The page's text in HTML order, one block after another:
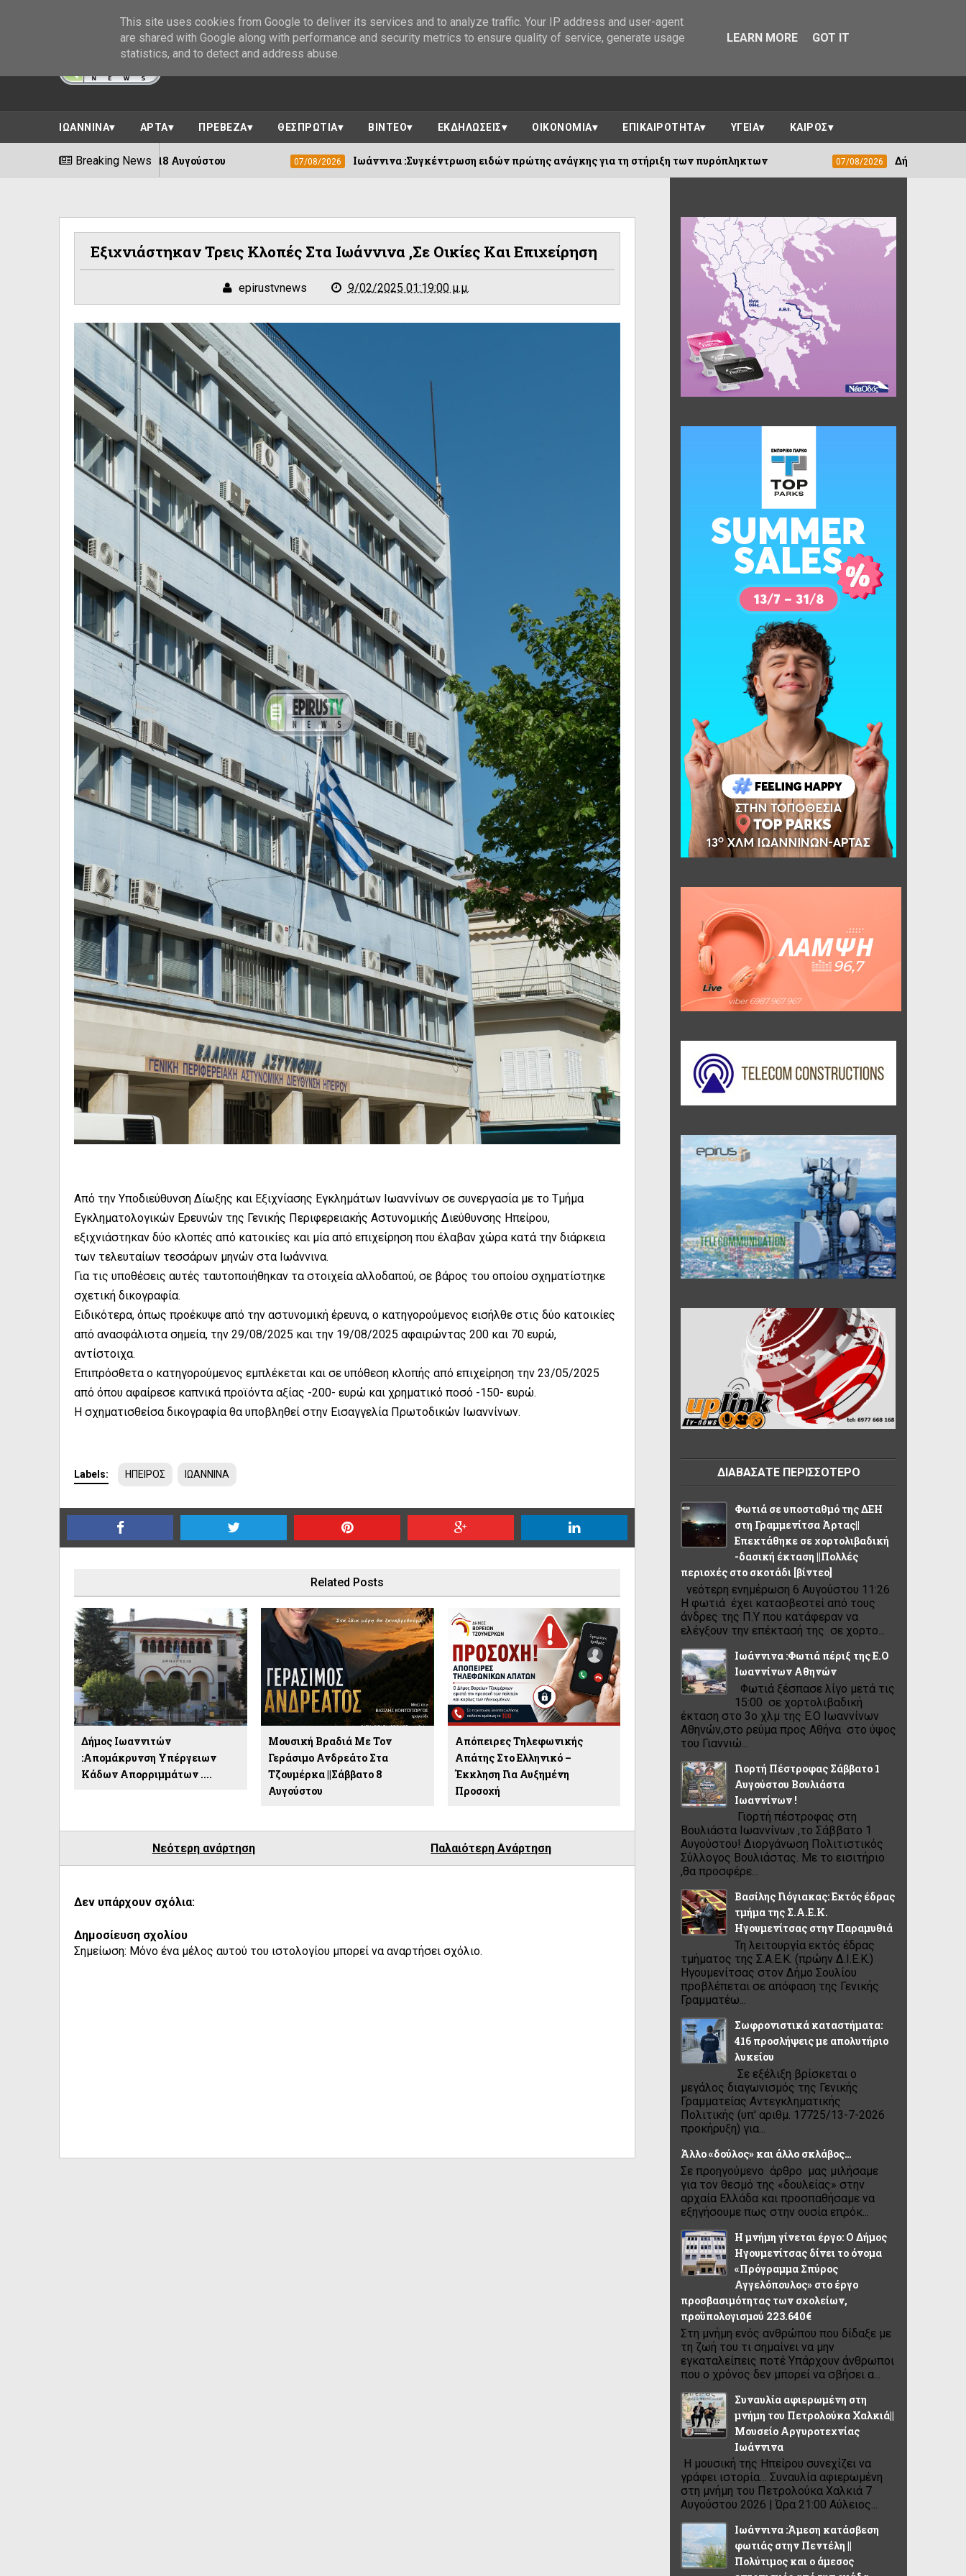
ΙΩΑΝΝΙΝΑ ΑΡΤΑ ΠΡΕΒΕΖΑ ΘΕΣΠΡΩΤΙΑ ΒΙΝΤΕΟ ΕΚΔΗΛΩΣΕΙΣ ΟΙΚΟΝΟΜΙΑ ΕΠΙΚΑΙΡΟΤΗΤΑ ΥΓΕΙΑ ΚΑΙΡΟΣ
Breaking News
18 Αυγούστου 07/08/2026 Ιωάννινα :Συγκέντρωση ειδών πρώτης ανάγκης για τη στήριξη των πυρόπληκτων 07/08/2026 Δήμος Ιωαννιτών
Εξιχνιάστηκαν Τρεις Κλοπές Στα Ιωάννινα ,σε Οικίες Και Επιχείρηση
epirustvnews 9/02/2025 01:19:00 μ.μ.
Από την Υποδιεύθυνση Δίωξης και Εξιχνίασης Εγκλημάτων Ιωαννίνων σε συνεργασία με το Τμήμα
Εγκληματολογικών Ερευνών της Γενικής Περιφερειακής Αστυνομικής Διεύθυνσης Ηπείρου,
εξιχνιάστηκαν δύο κλοπές από κατοικίες και μία από επιχείρηση που έλαβαν χώρα κατά την διάρκεια
των τελευταίων τεσσάρων μηνών στα Ιωάννινα.
Για τις υποθέσεις αυτές ταυτοποιήθηκαν τα στοιχεία αλλοδαπού, σε βάρος του οποίου σχηματίστηκε
σχετική δικογραφία.
Ειδικότερα, όπως προέκυψε από την αστυνομική έρευνα, ο κατηγορούμενος εισήλθε στις δύο κατοικίες
από ανασφάλιστα σημεία, την 29/08/2025 και την 19/08/2025 αφαιρώντας 200 και 70 ευρώ,
αντίστοιχα.
Επιπρόσθετα ο κατηγορούμενος εμπλέκεται και σε υπόθεση κλοπής από επιχείρηση την 23/05/2025
από όπου αφαίρεσε καπνικά προϊόντα αξίας -200- ευρώ και χρηματικό ποσό -150- ευρώ.
Η σχηματισθείσα δικογραφία θα υποβληθεί στην Εισαγγελία Πρωτοδικών Ιωαννίνων.
Labels: ΗΠΕΙΡΟΣ ΙΩΑΝΝΙΝΑ
Related Posts
Δήμος Ιωαννιτών
:Απομάκρυνση Υπέργειων
Κάδων Απορριμμάτων ....
Μουσική Βραδιά Με Τον
Γεράσιμο Ανδρεάτο Στα
Τζουμέρκα ||Σάββατο 8
Αυγούστου
Απόπειρες Τηλεφωνικής
Απάτης Στο Ελληνικό –
Έκκληση Για Αυξημένη
Προσοχή
Νεότερη ανάρτηση Παλαιότερη Ανάρτηση
Δεν υπάρχουν σχόλια:
Δημοσίευση σχολίου
Σημείωση: Μόνο ένα μέλος αυτού του ιστολογίου μπορεί να αναρτήσει σχόλιο.
ΔΙΑΒΑΣΑΤΕ ΠΕΡΙΣΣΟΤΕΡΟ
Φωτιά σε υποσταθμό της ΔΕΗ
στη Γραμμενίτσα Άρτας||
Επεκτάθηκε σε χορτολιβαδική
-δασική έκταση ||Πολλές
περιοχές στο σκοτάδι [βίντεο]
νεότερη ενημέρωση 6 Αυγούστου 11:26
Η φωτιά έχει κατασβεστεί από τους
άνδρες της Π.Υ που κατάφεραν να
ελέγξουν την επέκτασή της σε χορτο...
Ιωάννινα :Φωτιά πέριξ της Ε.Ο
Ιωαννίνων Αθηνών
Φωτιά ξέσπασε λίγο μετά τις
15:00 σε χορτολιβαδική
έκταση στο 3ο χλμ της Ε.Ο Ιωαννίνων
Αθηνών,στο ρεύμα προς Αθήνα στο ύψος
του Γιαννιώ...
Γιορτή Πέστροφας Σάββατο 1
Αυγούστου Βουλιάστα
Ιωαννίνων !
Γιορτή πέστροφας στη
Βουλιάστα Ιωαννίνων ,το Σάββατο 1
Αυγούστου! Διοργάνωση Πολιτιστικός
Σύλλογος Βουλιάστας. Με το εισιτήριο
,θα προσφέρε...
Βασίλης Γιόγιακας: Εκτός έδρας
τμήμα της Σ.Α.Ε.Κ.
Ηγουμενίτσας στην Παραμυθιά
Τη λειτουργία εκτός έδρας
τμήματος της Σ.Α.Ε.Κ. (πρώην Δ.Ι.Ε.Κ.)
Ηγουμενίτσας στον Δήμο Σουλίου
προβλέπεται σε απόφαση της Γενικής
Γραμματέω...
Σωφρονιστικά καταστήματα:
416 προσλήψεις με απολυτήριο
λυκείου
Σε εξέλιξη βρίσκεται ο
μεγάλος διαγωνισμός της Γενικής
Γραμματείας Αντεγκληματικής
Πολιτικής (υπ' αριθμ. 17725/13-7-2026
προκήρυξη) για...
Άλλο «δούλος» και άλλο σκλάβος…
Σε προηγούμενο άρθρο μας μιλήσαμε
για τον θεσμό της «δουλείας» στην
αρχαία Ελλάδα και προσπαθήσαμε να
εξηγήσουμε πως στην ουσία επρόκ...
Η μνήμη γίνεται έργο: Ο Δήμος
Ηγουμενίτσας δίνει το όνομα
«Πρόγραμμα Σπύρος
Αγγελόπουλος» στο έργο
προσβασιμότητας των σχολείων,
προϋπολογισμού 223.640€
Στη μνήμη ενός ανθρώπου που δίδαξε με
τη ζωή του τι σημαίνει να μην
εγκαταλείπεις ποτέ Υπάρχουν άνθρωποι
που ο χρόνος δεν μπορεί να σβήσει α...
Συναυλία αφιερωμένη στη
μνήμη του Πετρολούκα Χαλκιά||
Μουσείο Αργυροτεχνίας
Ιωάννινα
Η μουσική της Ηπείρου συνεχίζει να
γράφει ιστορία… Συναυλία αφιερωμένη
στη μνήμη του Πετρολούκα Χαλκιά 7
Αυγούστου 2026 | Ώρα 21:00 Αύλειος...
Ιωάννινα :Άμεση κατάσβεση
φωτιάς στην Πεντέλη ||
Πολύτιμος και ο άμεσος
This site uses cookies from Google to deliver its services and to analyze traffic. Your IP address and user-agent
are shared with Google along with performance and security metrics to ensure quality of service, generate usage
statistics, and to detect and address abuse.
LEARN MORE GOT IT